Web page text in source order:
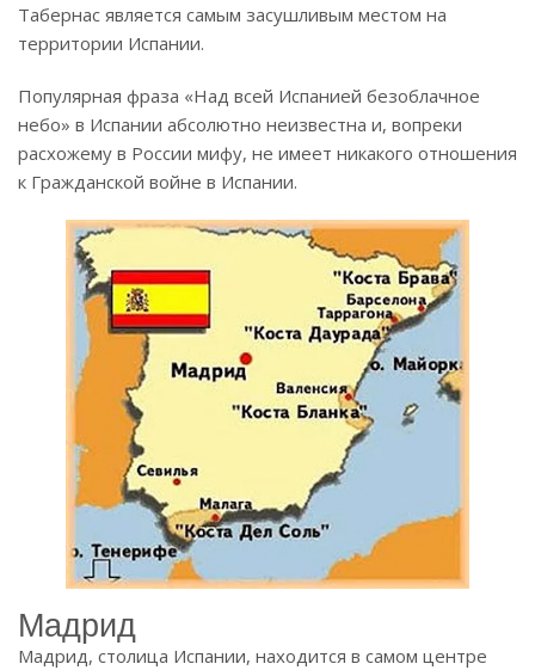
Табернас является самым засушливым местом на
территории Испании.
Популярная фраза «Над всей Испанией безоблачное
небо» в Испании абсолютно неизвестна и, вопреки
расхожему в России мифу, не имеет никакого отношения
к Гражданской войне в Испании.
Мадрид
Мадрид, столица Испании, находится в самом центре